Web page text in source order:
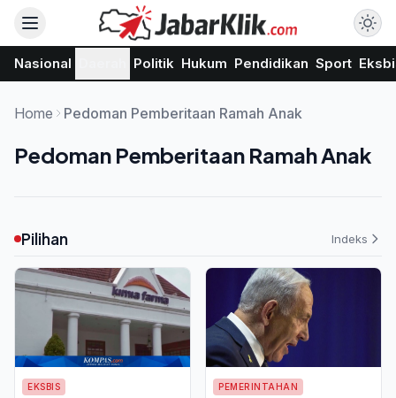
Nasional Politik Hukum Pendidikan Sport
Home Pedoman Pemberitaan Ramah Anak
Pedoman Pemberitaan Ramah Anak
Pilihan Indeks
EKSBIS PEMERINTAHAN